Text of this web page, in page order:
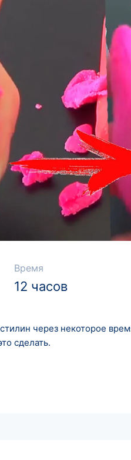
Время
12 часов
через некоторое
сделать.